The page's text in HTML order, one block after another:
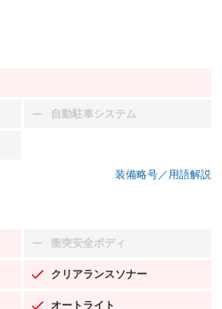
自動駐車システム
：装備なし
装備略号／用語解説
衝突安全ボディ
：装備なし
クリアランスソナー
：装備あり
オートライト